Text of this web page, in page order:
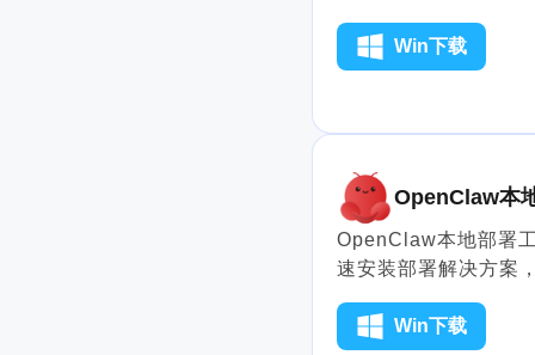
Win下载
OpenClaw本
OpenClaw本地部署
速安装部署解决方案
配关联工具或系统，
Win下载